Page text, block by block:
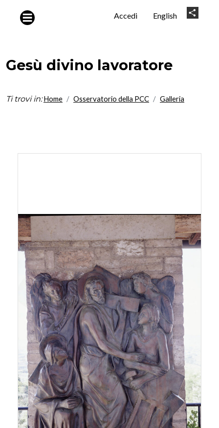
User
Accedi English
Gesù divino lavoratore
Ti trovi in: Home Osservatorio della PCC Galleria